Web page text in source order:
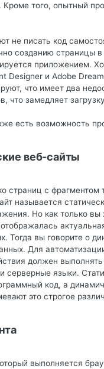
того, опытный
не писать код
созданию страницы
приложением.
Designer и Adobe
что имеет два
что замедляет
есть возможность
веб-сайты
страниц с
называется
Но как только
Тогда вы говорите о
Для
должен
серверные языки.
код, а
это строгое
выполняется